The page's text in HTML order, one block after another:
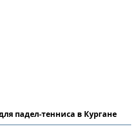
падел-тенниса в Кургане